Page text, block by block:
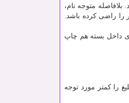
متوجه نام،
را راضی کرده باشد.
داخل بسته هم چاپ
را کمتر مورد توجه